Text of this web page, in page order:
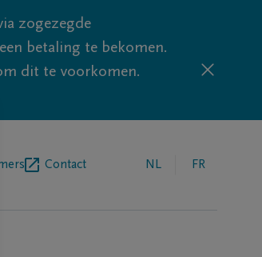
zogezegde
betaling te bekomen.
dit te voorkomen.
Contact NL FR